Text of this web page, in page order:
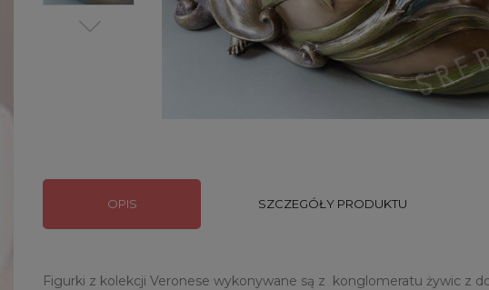
OPIS SZCZEGÓŁY PRODUKTU
Figurki z kolekcji Veronese wykonywane są z konglomeratu żywic z